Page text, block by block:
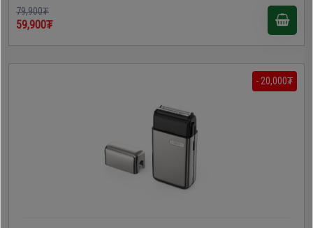
79,900₮
59,900₮
- 20,000₮